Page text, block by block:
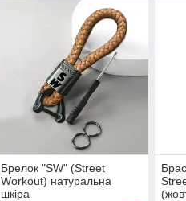
Брелок "SW" (Street
Workout) натуральна
шкіра